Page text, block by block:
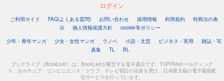
ログイン
ご利用ガイド FAQ(よくある質問) お問い合わせ 採用情報 利用規約
特商法の表
示
個人情報保護方針
cookie等ポリシー
少年・青年マンガ
少女・女性マンガ ラノベ 小説・文芸 ビジネス・実用
雑誌・写
真集
TL BL
ブックライブ（BookLive!）は、BookLiveが運営する電子書店です。TOPPANホールディング
ス、カルチュア・コンビニエンス・クラブ、テレビ朝日の出資を受け、日本最大級の電子書籍配
信サービスを行っています。